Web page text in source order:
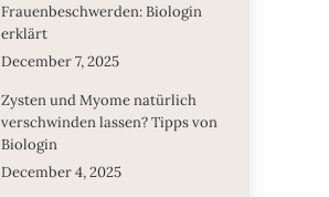
Frauenbeschwerden: Biologin
erklärt
December 7, 2025
Zysten und Myome natürlich
verschwinden lassen? Tipps von
Biologin
December 4, 2025